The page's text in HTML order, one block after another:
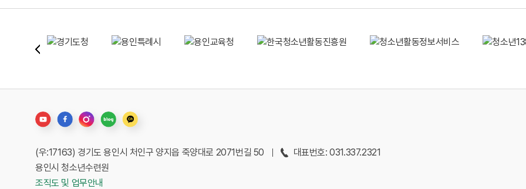
(우:17163) 경기도 용인시 처인구 양지읍 죽양대로 2071번길 50
대표번호: 031.337.2321
용인시 청소년수련원
조직도 및 업무안내